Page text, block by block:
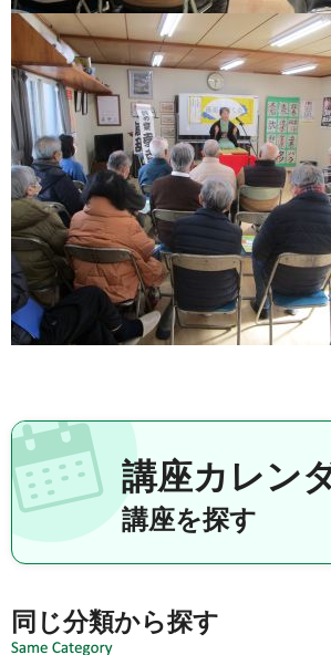
講座カレン
講座を探す
同じ分類から探す